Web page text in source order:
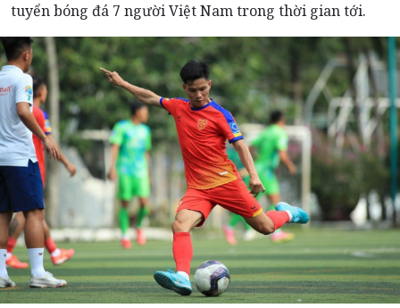
tuyển bóng đá 7 người Việt Nam trong thời gian tới.